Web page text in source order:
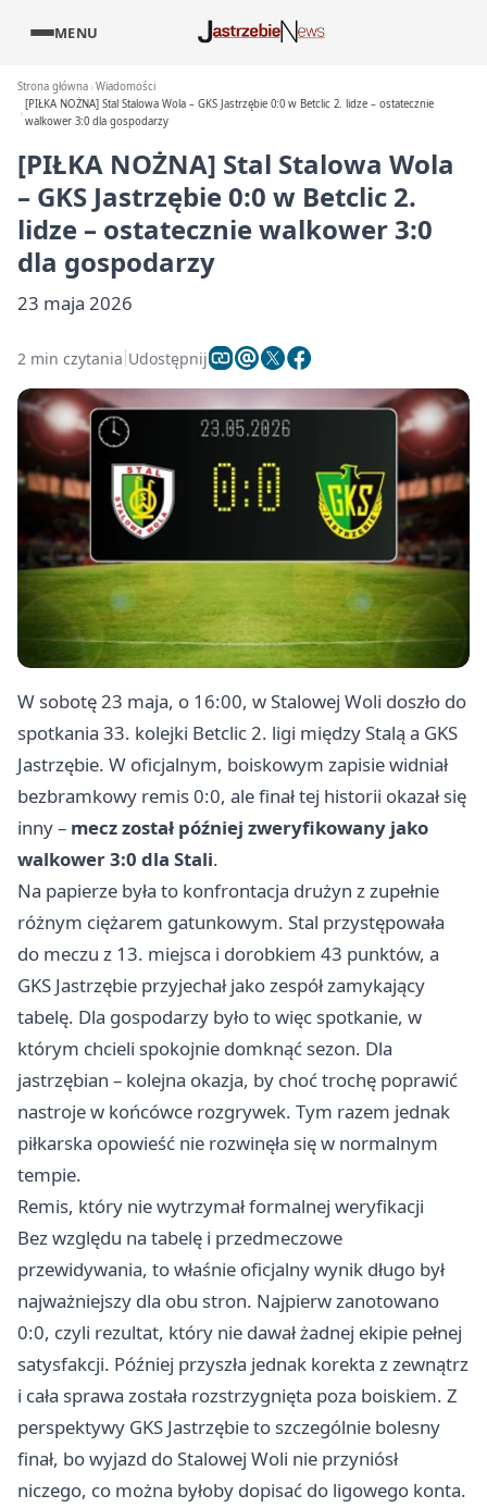
MENU
Strona główna Wiadomości
[PIŁKA NOŻNA] Stal Stalowa Wola – GKS Jastrzębie 0:0 w Betclic 2. lidze – ostatecznie
walkower 3:0 dla gospodarzy
[PIŁKA NOŻNA] Stal Stalowa Wola
– GKS Jastrzębie 0:0 w Betclic 2.
lidze – ostatecznie walkower 3:0
dla gospodarzy
23 maja 2026
2 min czytania Udostępnij
W sobotę 23 maja, o 16:00, wStalowej Woli doszło do
spotkania 33. kolejki Betclic 2. ligi między Stalą a GKS
Jastrzębie. W oficjalnym, boiskowym zapisie widniał
bezbramkowy remis 0:0, ale finał tej historii okazał się
inny – mecz został później zweryfikowany jako
walkower 3:0 dla Stali.
Na papierze była to konfrontacja drużyn z zupełnie
różnym ciężarem gatunkowym. Stal przystępowała
do meczu z 13. miejsca i dorobkiem 43 punktów, a
GKS Jastrzębie przyjechał jako zespół zamykający
tabelę. Dla gospodarzy było to więc spotkanie, w
którym chcieli spokojnie domknąć sezon. Dla
jastrzębian – kolejna okazja, by choć trochę poprawić
nastroje w końcówce rozgrywek. Tym razem jednak
piłkarska opowieść nie rozwinęła się w normalnym
tempie.
Remis, który nie wytrzymał formalnej weryfikacji
Bez względu na tabelę i przedmeczowe
przewidywania, to właśnie oficjalny wynik długo był
najważniejszy dla obu stron. Najpierw zanotowano
0:0, czyli rezultat, który nie dawał żadnej ekipie pełnej
satysfakcji. Później przyszła jednak korekta z zewnątrz
i cała sprawa została rozstrzygnięta poza boiskiem. Z
perspektywy GKS Jastrzębie to szczególnie bolesny
finał, bo wyjazd do Stalowej Woli nie przyniósł
niczego, co można byłoby dopisać do ligowego konta.